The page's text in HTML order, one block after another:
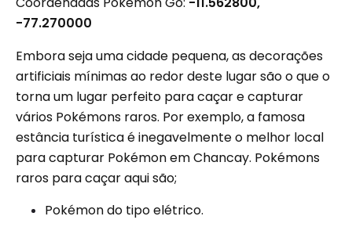
-77.270000
Embora seja uma cidade pequena, as decorações
artificiais mínimas ao redor deste lugar são o que o
torna um lugar perfeito para caçar e capturar
vários Pokémons raros. Por exemplo, a famosa
estância turística é inegavelmente o melhor local
para capturar Pokémon em Chancay. Pokémons
raros para caçar aqui são;
Pokémon do tipo elétrico.